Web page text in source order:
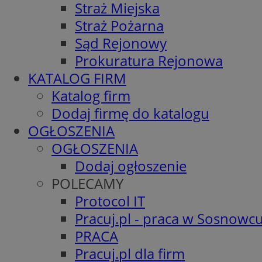
Straż Miejska
Straż Pożarna
Sąd Rejonowy
Prokuratura Rejonowa
KATALOG FIRM
Katalog firm
Dodaj firmę do katalogu
OGŁOSZENIA
OGŁOSZENIA
Dodaj ogłoszenie
POLECAMY
Protocol IT
Pracuj.pl - praca w
PRACA
Pracuj.pl dla firm